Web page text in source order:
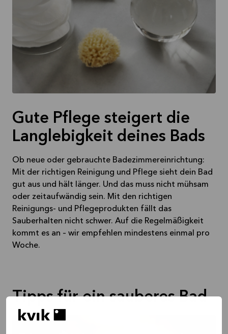
Gute Pflege steigert die
Langlebigkeit deines Bads
Ob neue oder gebrauchte Badezimmereinrichtung:
Mit der richtigen Reinigung und Pflege sieht dein Bad
gut aus und hält länger. Und das muss nicht mühsam
oder zeitaufwändig sein. Mit den richtigen
Reinigungs- und Pflegeprodukten fällt das
Sauberhalten nicht schwer. Auf die Regelmäßigkeit
kommt es an – wir empfehlen mindestens einmal pro
Woche.
Tipps für ein sauberes Bad